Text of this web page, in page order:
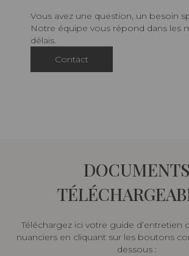
Vous avez une question, un besoin
Notre équipe vous répond dans les
délais.
Contact
DOCUMENTS
Téléchargez ici votre guide d’entretien
nuanciers en cliquant sur les boutons
dessous :